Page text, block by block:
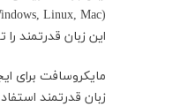
این زبان قدرتمند را
زبان قدرتمند